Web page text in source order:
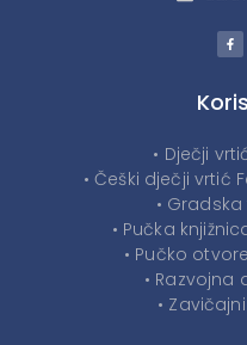
• Dječji
• Češki dječji vrtić
•
• Pučka
• Pučko
• Razvojna
•